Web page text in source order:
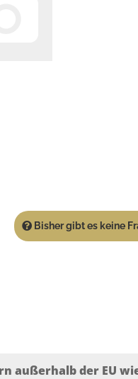
Bisher gibt es keine
außerhalb der EU